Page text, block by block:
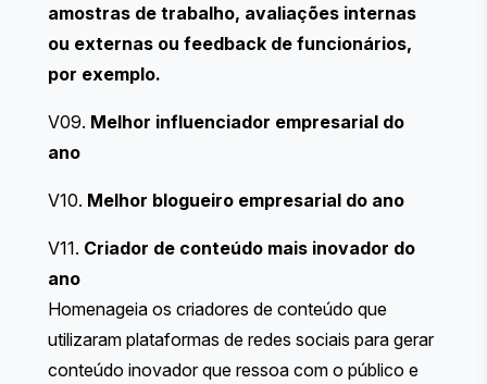
amostras de trabalho, avaliações internas
ou externas ou feedback de funcionários,
por exemplo.
V09. Melhor influenciador empresarial do
ano
V10. Melhor blogueiro empresarial do ano
V11. Criador de conteúdo mais inovador do
ano
Homenageia os criadores de conteúdo que
utilizaram plataformas de redes sociais para gerar
conteúdo inovador que ressoa com o público e